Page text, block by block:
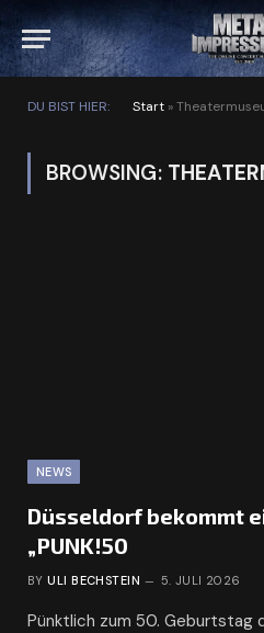
DU BIST HIER: Start »
BROWSING:
NEWS
Düsseldorf bekommt
„PUNK!50
BY ULI BECHSTEIN 5. JULI 2026
Pünktlich zum 50. Geburtstag